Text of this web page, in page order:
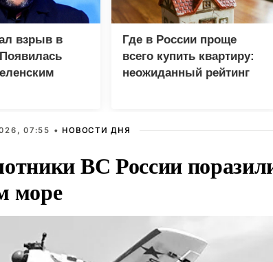
взрыв в
Где в России проще
всего купить квартиру:
неожиданный рейтинг
07:55 • НОВОСТИ ДНЯ
ВС России
море